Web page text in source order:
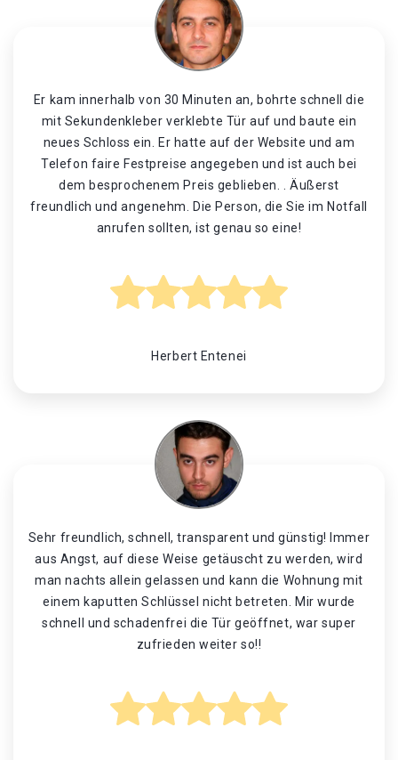
Er kam innerhalb von 30 Minuten an, bohrte schnell die
mit Sekundenkleber verklebte Tür auf und baute ein
neues Schloss ein. Er hatte auf der Website und am
Telefon faire Festpreise angegeben und ist auch bei
dem besprochenem Preis geblieben. . Äußerst
freundlich und angenehm. Die Person, die Sie im Notfall
anrufen sollten, ist genau so eine!
Herbert Entenei
Sehr freundlich, schnell, transparent und günstig! Immer
aus Angst, auf diese Weise getäuscht zu werden, wird
man nachts allein gelassen und kann die Wohnung mit
einem kaputten Schlüssel nicht betreten. Mir wurde
schnell und schadenfrei die Tür geöffnet, war super
zufrieden weiter so!!